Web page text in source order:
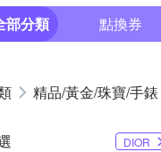
部分類 點換券
精品/黃金/珠寶/手錶
DIOR